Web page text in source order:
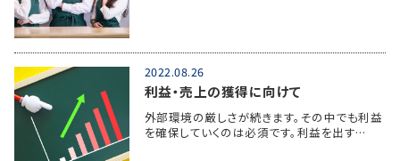
2022.08.26
利益・売上の獲得に向けて
外部環境の厳しさが続きます。その中でも利益
を確保していくのは必須です。利益を出す…